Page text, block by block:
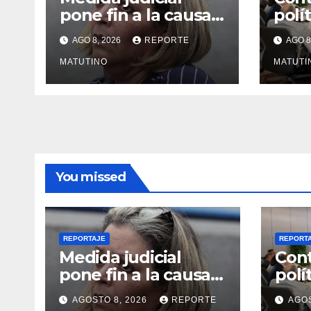
pone fin a la causa
contra la exjuex
Afiuni
AGO 8, 2026 REPORTE
MATUTINO
AGO
You missed
REPORTAJE
Medida judicial
pone fin a la causa
contra la exjuex
AGOSTO 8, 2026 REPORTE